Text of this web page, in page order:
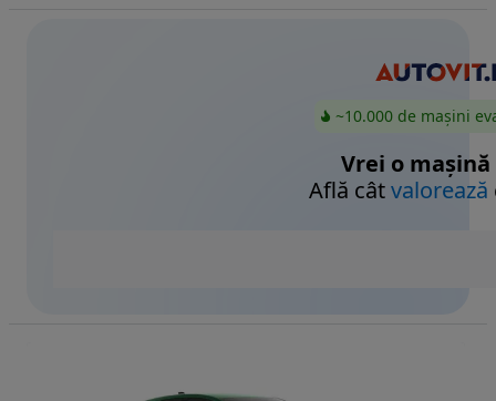
~10.000 de mașini
Vrei o mașină
Află câtvalorează